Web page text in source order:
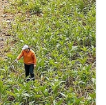
kepada
parlimen
itu ialah